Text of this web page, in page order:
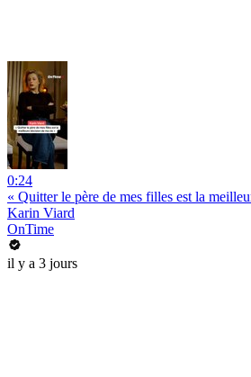
0:24
« Quitter le père de mes filles est la
Karin Viard
OnTime
il y a 3 jours